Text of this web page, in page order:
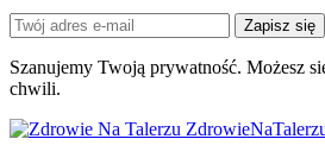
Zapisz się
Szanujemy Twoją prywatność. Możesz
chwili.